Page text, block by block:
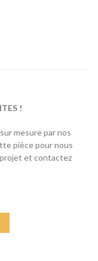
!
mesure par nos
pièce pour nous
et contactez